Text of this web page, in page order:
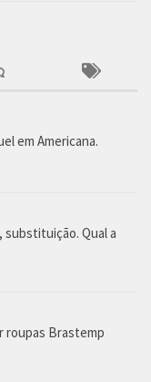
em Americana.
Qual a
roupas Brastemp